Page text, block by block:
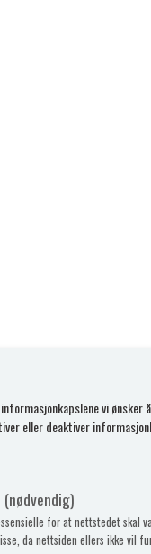
vi ønsker
eller deaktiver
(nødvendig)
for at nettstedet skal
da nettsiden ellers ikke vil